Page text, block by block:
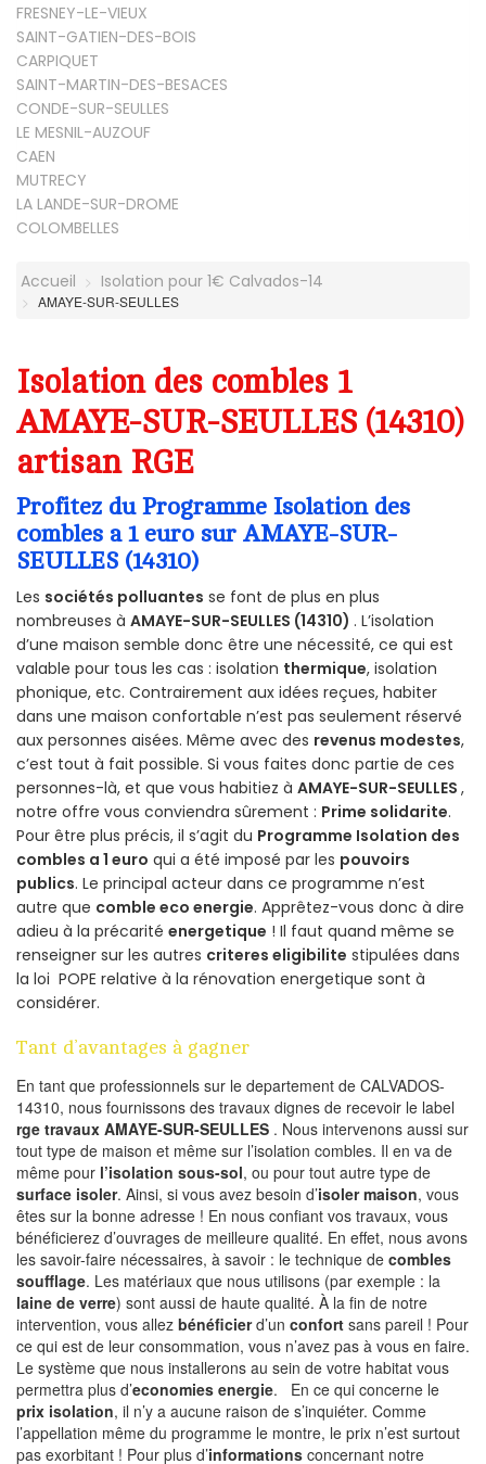
FRESNEY-LE-VIEUX
SAINT-GATIEN-DES-BOIS
CARPIQUET
SAINT-MARTIN-DES-BESACES
CONDE-SUR-SEULLES
LE MESNIL-AUZOUF
CAEN
MUTRECY
LA LANDE-SUR-DROME
COLOMBELLES
Accueil Isolation pour 1€ Calvados-14
AMAYE-SUR-SEULLES
Isolation des combles 1
AMAYE-SUR-SEULLES (14310)
artisan RGE
Profitez du Programme Isolation des
combles a 1 euro sur AMAYE-SUR-
SEULLES (14310)
Les sociétés polluantes se font de plus en plus
nombreuses à AMAYE-SUR-SEULLES (14310) . L’isolation
d’une maison semble donc être une nécessité, ce qui est
valable pour tous les cas : isolation thermique, isolation
phonique, etc. Contrairement aux idées reçues, habiter
dans une maison confortable n’est pas seulement réservé
aux personnes aisées. Même avec des revenus modestes,
c’est tout à fait possible. Si vous faites donc partie de ces
personnes-là, et que vous habitiez à AMAYE-SUR-SEULLES ,
notre offre vous conviendra sûrement : Prime solidarite.
Pour être plus précis, il s’agit du Programme Isolation des
combles a 1 euro qui a été imposé par les pouvoirs
publics. Le principal acteur dans ce programme n’est
autre que comble eco energie. Apprêtez-vous donc à dire
adieu à la précarité energetique ! Il faut quand même se
renseigner sur les autres criteres eligibilite stipulées dans
la loi POPE relative à la rénovation energetique sont à
considérer.
Tant d’avantages à gagner
En tant que professionnels sur le departement de CALVADOS-
14310, nous fournissons des travaux dignes de recevoir le label
rge travaux AMAYE-SUR-SEULLES . Nous intervenons aussi sur
tout type de maison et même sur l’isolation combles. Il en va de
même pour l’isolation sous-sol, ou pour tout autre type de
surface isoler. Ainsi, si vous avez besoin d’isoler maison, vous
êtes sur la bonne adresse ! En nous confiant vos travaux, vous
bénéficierez d’ouvrages de meilleure qualité. En effet, nous avons
les savoir-faire nécessaires, à savoir : le technique de combles
soufflage. Les matériaux que nous utilisons (par exemple : la
laine de verre) sont aussi de haute qualité. À la fin de notre
intervention, vous allez bénéficierd’un confort sans pareil ! Pour
ce qui est de leur consommation, vous n’avez pas à vous en faire.
Le système que nous installerons au sein de votre habitat vous
permettra plus d’economies energie. En ce qui concerne le
prix isolation, il n’y a aucune raison de s’inquiéter. Comme
l’appellation même du programme le montre, le prix n’est surtout
pas exorbitant ! Pour plus d’informations concernant notre